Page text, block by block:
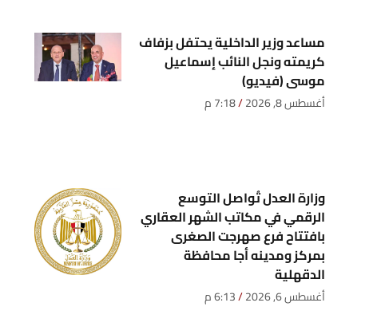
مساعد وزير الداخلية يحتفل بزفاف
كريمته ونجل النائب إسماعيل
موسى (فيديو)
أغسطس 8, 2026 7:18 م
وزارة العدل تُواصل التوسع
الرقمي في مكاتب الشهر العقاري
بافتتاح فرع صهرجت الصغرى
بمركز ومدينه أجا محافظة
الدقهلية
أغسطس 6, 2026